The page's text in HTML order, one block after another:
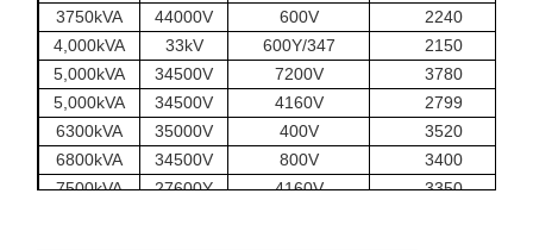
3750kVA
44000V 600V
2240
4,000kVA
33kV 600Y/347
2150
5,000kVA
34500V 7200V
3780
5,000kVA
34500V 4160V
2799
6300kVA
35000V 400V
3520
6800kVA
34500V 800V
3400
7500kVA
27600Y 4160V 3350